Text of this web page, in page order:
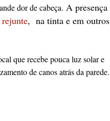
dor de cabeça. A presença
rejunte, na tinta e em outros
que recebe pouca luz solar e
de canos atrás da parede.